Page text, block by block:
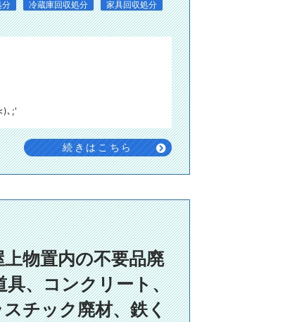
分 冷蔵庫回収処分
家具回収処分
､;'
続きはこちら
物置内の不要品廃
具、コンクリート、
チック廃材、鉄く